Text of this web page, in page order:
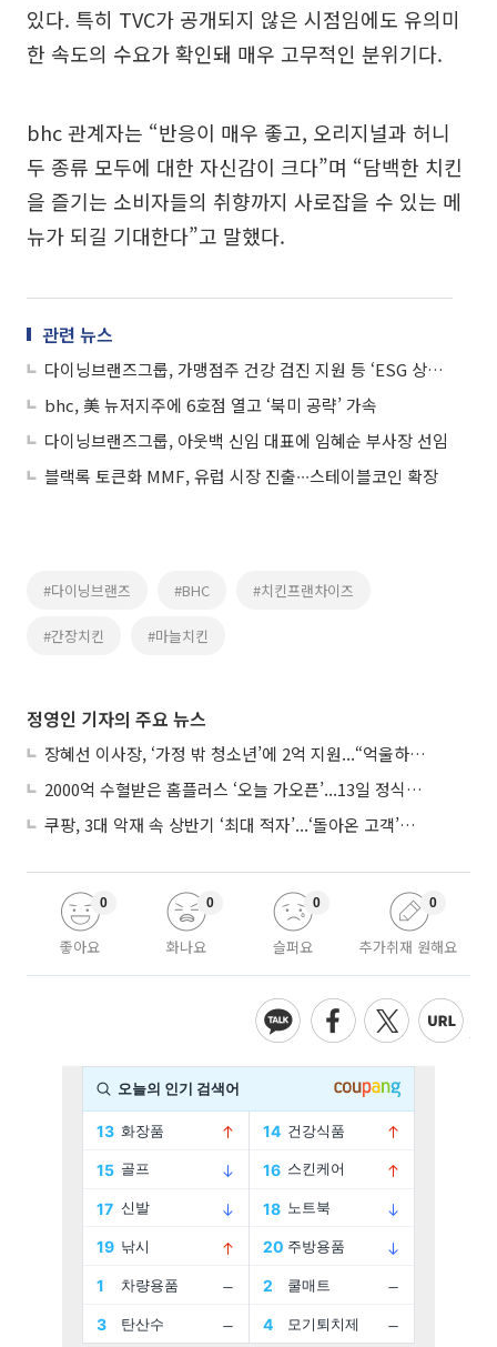
있다. 특히 TVC가 공개되지 않은 시점임에도 유의미
한 속도의 수요가 확인돼 매우 고무적인 분위기다.
bhc 관계자는 “반응이 매우 좋고, 오리지널과 허니
두 종류 모두에 대한 자신감이 크다”며 “담백한 치킨
을 즐기는 소비자들의 취향까지 사로잡을 수 있는 메
뉴가 되길 기대한다”고 말했다.
관련 뉴스
다이닝브랜즈그룹, 가맹점주 건강 검진 지원 등 ‘ESG 상생 경영’ 실천
bhc, 美 뉴저지주에 6호점 열고 ‘북미 공략’ 가속
다이닝브랜즈그룹, 아웃백 신임 대표에 임혜순 부사장 선임
블랙록 토큰화 MMF, 유럽 시장 진출∙∙∙스테이블코인 확장
#다이닝브랜즈 #BHC #치킨프랜차이즈
#간장치킨 #마늘치킨
정영인 기자의 주요 뉴스
장혜선 이사장, ‘가정 밖 청소년’에 2억 지원...“억울하고 아파도 단단해지길”
2000억 수혈받은 홈플러스 ‘오늘 가오픈’...13일 정식 개장 시험대
쿠팡, 3대 악재 속 상반기 ‘최대 적자’...‘돌아온 고객’에 수익성 반등 주목
좋아요
0
화나요
0
슬퍼요
0
추가취재 원해요
0